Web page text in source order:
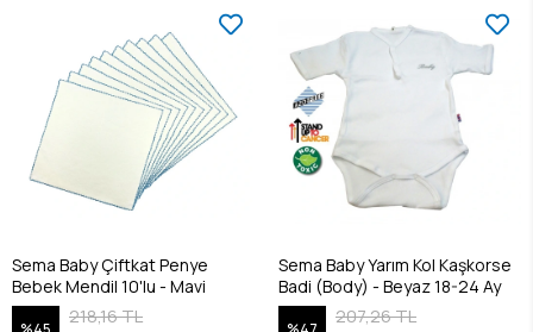
Sema Baby Çiftkat Penye
Bebek Mendil 10'lu - Mavi
218,16 TL
Sema Baby Yarım Kol Kaşkorse
Badi (Body) - Beyaz 18-24 Ay
207,26 TL